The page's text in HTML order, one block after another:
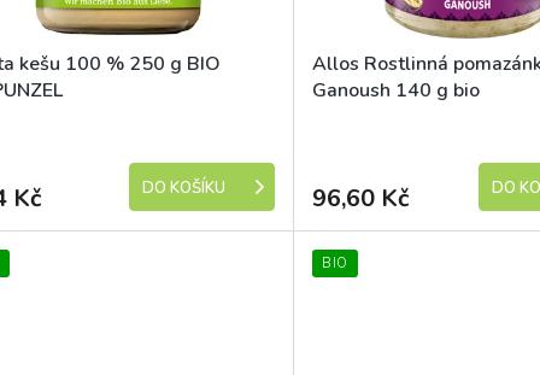
kešu 100 % 250 g BIO
Kč DO KOŠÍKU
Allos Rostlinná
Ganoush 140 g bio
96,60 Kč DO
BIO